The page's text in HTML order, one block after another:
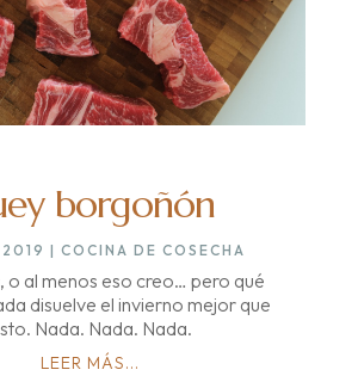
borgoñón
2019 |COCINA DE COSECHA
o al menos eso creo… pero qué
disuelve el invierno mejor que
Nada. Nada. Nada.
LEER MÁS...